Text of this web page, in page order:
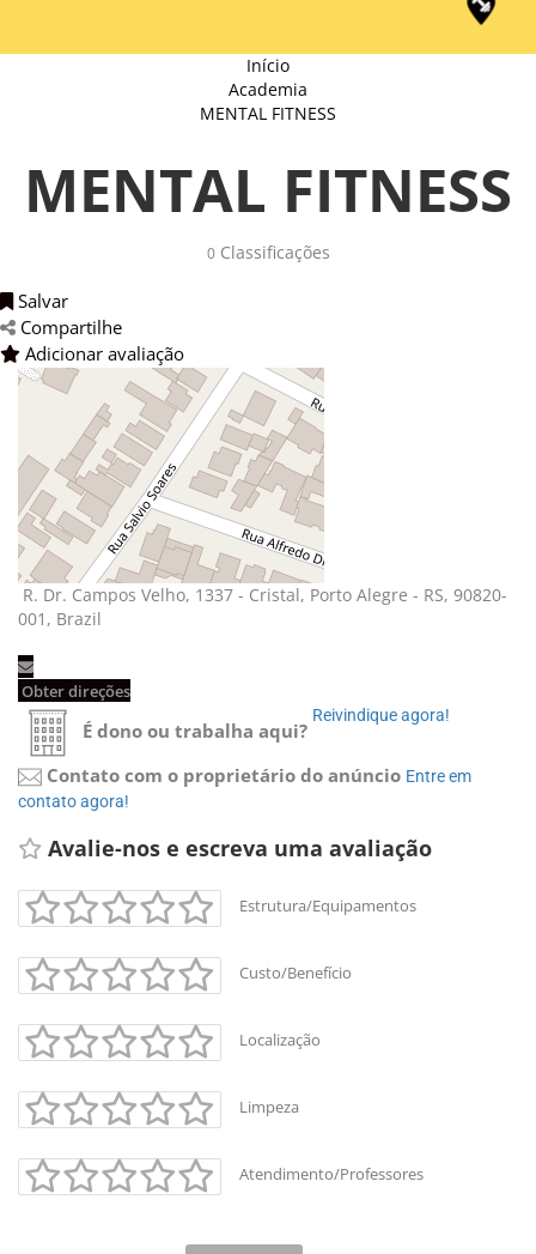
Início
Academia
MENTAL FITNESS
MENTAL FITNESS
0Classificações
Salvar
Compartilhe
Adicionar avaliação
R. Dr. Campos Velho, 1337 - Cristal, Porto Alegre - RS, 90820-
001, Brazil
Obter direções
É dono ou trabalha aqui?
Reivindique agora!
Contato com o proprietário do anúncio Entre em
contato agora!
Avalie-nos e escreva uma avaliação
Estrutura/Equipamentos
Custo/Benefício
Localização
Limpeza
Atendimento/Professores